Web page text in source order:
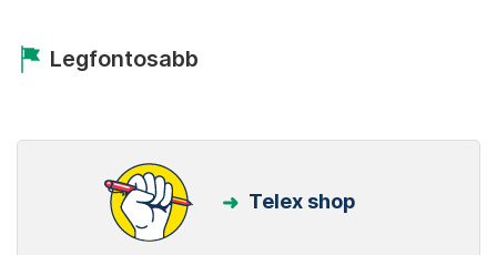
Legfontosabb
Telex shop